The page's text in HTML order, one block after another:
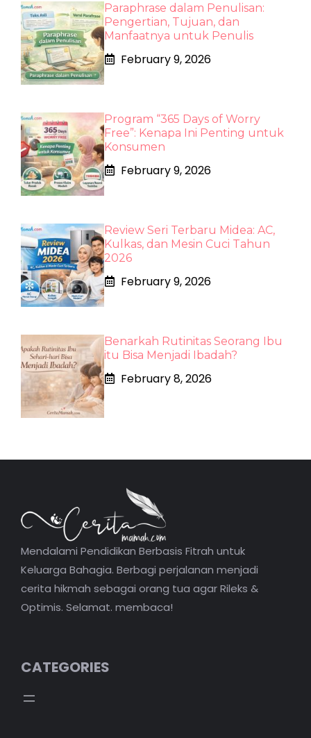
Paraphrase dalam Penulisan:
Pengertian, Tujuan, dan
Manfaatnya untuk Penulis
February 9, 2026
Program “365 Days of Worry
Free”: Kenapa Ini Penting untuk
Konsumen
February 9, 2026
Review Seri Terbaru Midea: AC,
Kulkas, dan Mesin Cuci Tahun
2026
February 9, 2026
Benarkah Rutinitas Seorang Ibu
itu Bisa Menjadi Ibadah?
February 8, 2026
Mendalami Pendidikan Berbasis Fitrah untuk
Keluarga Bahagia. Berbagi perjalanan menjadi
cerita hikmah sebagai orang tua agar Rileks &
Optimis. Selamat. membaca!
CATEGORIES